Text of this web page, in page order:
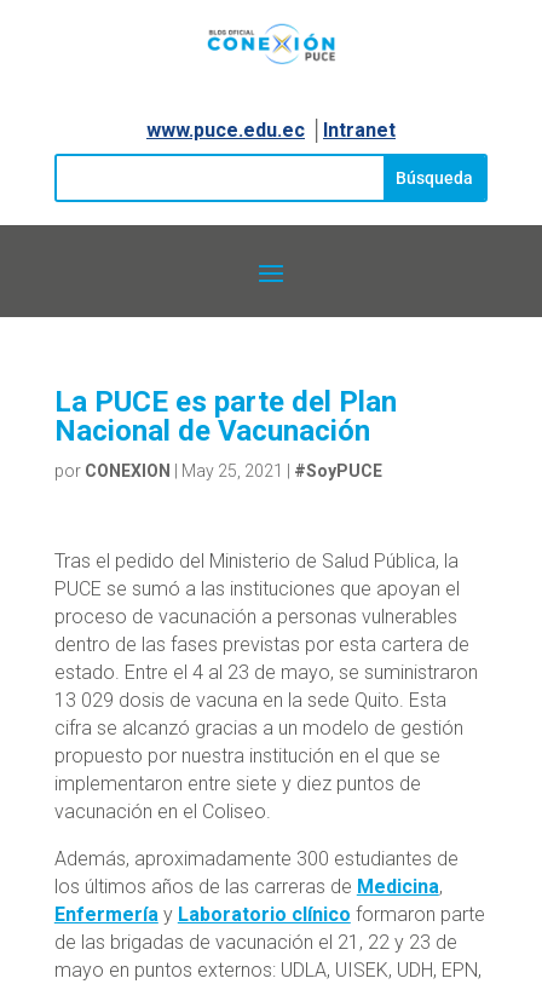
www.puce.edu.ec│ Intranet
La PUCE es parte del Plan
Nacional de Vacunación
por CONEXION May 25, 2021 #SoyPUCE
Tras el pedido del Ministerio de Salud Pública, la
PUCE se sumó a las instituciones que apoyan el
proceso de vacunación a personas vulnerables
dentro de las fases previstas por esta cartera de
estado. Entre el 4 al 23 de mayo, se suministraron
13 029 dosis de vacuna en la sede Quito. Esta
cifra se alcanzó gracias a un modelo de gestión
propuesto por nuestra institución en el que se
implementaron entre siete y diez puntos de
vacunación en el Coliseo.
Además, aproximadamente 300 estudiantes de
los últimos años de las carreras de Medicina,
Enfermeríay Laboratorio clínico formaron parte
de las brigadas de vacunación el 21, 22 y 23 de
mayo en puntos externos: UDLA, UISEK, UDH, EPN,